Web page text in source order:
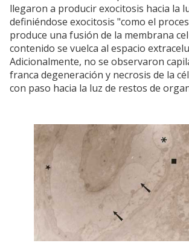
llegaron a producir exocitosis hacia la
definiéndose exocitosis "como el
produce una fusión de la membrana
contenido se vuelca al espacio
Adicionalmente, no se observaron
franca degeneración y necrosis de la
con paso hacia la luz de restos de